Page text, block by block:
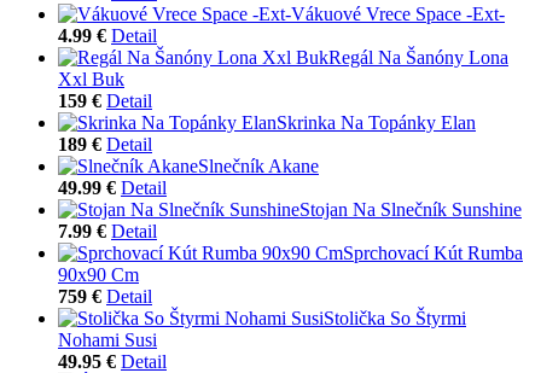
Vákuové Vrece Space -Ext-
4.99 € Detail
Regál Na Šanóny Lona
Xxl Buk
159 € Detail
Skrinka Na Topánky Elan
189 € Detail
Slnečník Akane
49.99 € Detail
Stojan Na Slnečník Sunshine
7.99 € Detail
Sprchovací Kút Rumba
90x90 Cm
759 € Detail
Stolička So Štyrmi
Nohami Susi
49.95 € Detail